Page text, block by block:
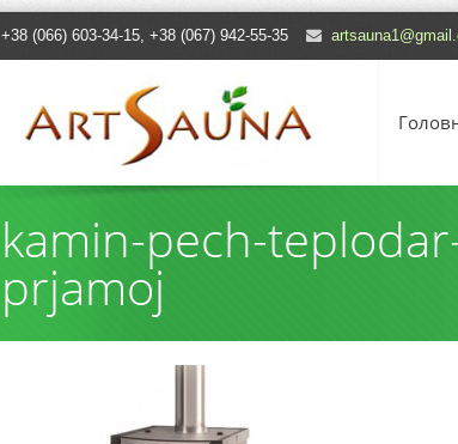
+38 (066) 603-34-15, +38 (067) 942-55-35
kamin-pech-
prjamoj